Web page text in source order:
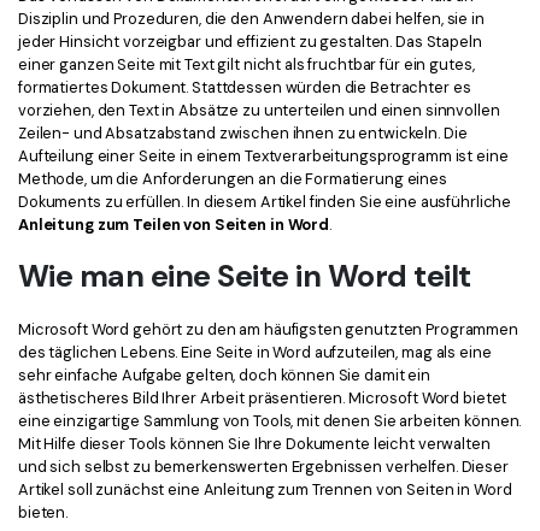
PDF OCR
PDF-Daten extrahieren
PDF freigeben
eSign PDFs rechtmäßig Neu
Branchen
Rechtliches
Gesundheitswesen
Finanzen
Regierung
Veröffentlichung
Kontakt zum Support
Was ist NEU
Benutzerhandbuch
PDFelement für Windows
PDFelement für Mac
PDFelement für Android
Mehr erfahren
Bewertungen
Sehen Sie, was unsere Nutzer sagen.
Kostenlose PDF-Vorlagen
Bearbeiten, Drucken und Anpassen von kostenlosen Vorlagen.
Disziplin und Prozeduren, die den Anwendern dabei helfen, sie in
jeder Hinsicht vorzeigbar und effizient zu gestalten. Das Stapeln
einer ganzen Seite mit Text gilt nicht als fruchtbar für ein gutes,
formatiertes Dokument. Stattdessen würden die Betrachter es
vorziehen, den Text in Absätze zu unterteilen und einen sinnvollen
Zeilen- und Absatzabstand zwischen ihnen zu entwickeln. Die
Aufteilung einer Seite in einem Textverarbeitungsprogramm ist eine
Methode, um die Anforderungen an die Formatierung eines
Dokuments zu erfüllen. In diesem Artikel finden Sie eine ausführliche
Anleitung zum Teilen von Seiten in Word.
Wie man eine Seite in Word teilt
Microsoft Word gehört zu den am häufigsten genutzten Programmen
des täglichen Lebens. Eine Seite in Word aufzuteilen, mag als eine
sehr einfache Aufgabe gelten, doch können Sie damit ein
ästhetischeres Bild Ihrer Arbeit präsentieren. Microsoft Word bietet
eine einzigartige Sammlung von Tools, mit denen Sie arbeiten können.
Mit Hilfe dieser Tools können Sie Ihre Dokumente leicht verwalten
und sich selbst zu bemerkenswerten Ergebnissen verhelfen. Dieser
Artikel soll zunächst eine Anleitung zum Trennen von Seiten in Word
bieten.